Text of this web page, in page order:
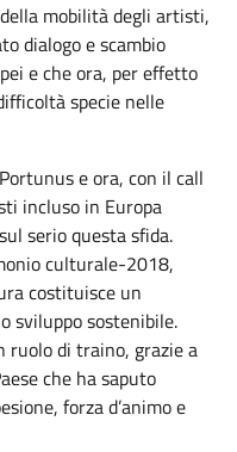
mobilità degli artisti,
dialogo e scambio
e che ora, per effetto
specie nelle
e ora, con il call
incluso in Europa
serio questa sfida.
culturale-2018,
costituisce un
sviluppo sostenibile.
ruolo di traino, grazie a
che ha saputo
forza d’animo e